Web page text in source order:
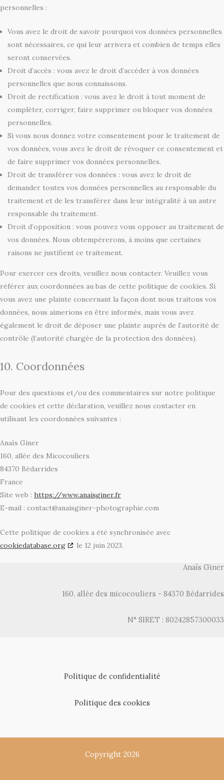
personnelles :
Vous avez le droit de savoir pourquoi vos données personnelles
sont nécessaires, ce qui leur arrivera et combien de temps elles
seront conservées.
Droit d’accès : vous avez le droit d’accéder à vos données
personnelles que nous connaissons.
Droit de rectification : vous avez le droit à tout moment de
compléter, corriger, faire supprimer ou bloquer vos données
personnelles.
Si vous nous donnez votre consentement pour le traitement de
vos données, vous avez le droit de révoquer ce consentement et
de faire supprimer vos données personnelles.
Droit de transférer vos données : vous avez le droit de
demander toutes vos données personnelles au responsable du
traitement et de les transférer dans leur intégralité à un autre
responsable du traitement.
Droit d’opposition : vous pouvez vous opposer au traitement de
vos données. Nous obtempérerons, à moins que certaines
raisons ne justifient ce traitement.
Pour exercer ces droits, veuillez nous contacter. Veuillez vous
référer aux coordonnées au bas de cette politique de cookies. Si
vous avez une plainte concernant la façon dont nous traitons vos
données, nous aimerions en être informés, mais vous avez
également le droit de déposer une plainte auprès de l’autorité de
contrôle (l’autorité chargée de la protection des données).
10. Coordonnées
Pour des questions et/ou des commentaires sur notre politique
de cookies et cette déclaration, veuillez nous contacter en
utilisant les coordonnées suivantes :
Anaïs Giner
160, allée des Micocouliers
84370 Bédarrides
France
Site web : https://www.anaisginer.fr
E-mail : contact@anaisginer-photographie.com
Cette politique de cookies a été synchronisée avec
cookiedatabase.org
le 12 juin 2023.
Anaïs Giner
160, allée des micocouliers - 84370 Bédarrides
N° SIRET : 80242857300033
Politique de confidentialité
Politique des cookies
Copyright 2026